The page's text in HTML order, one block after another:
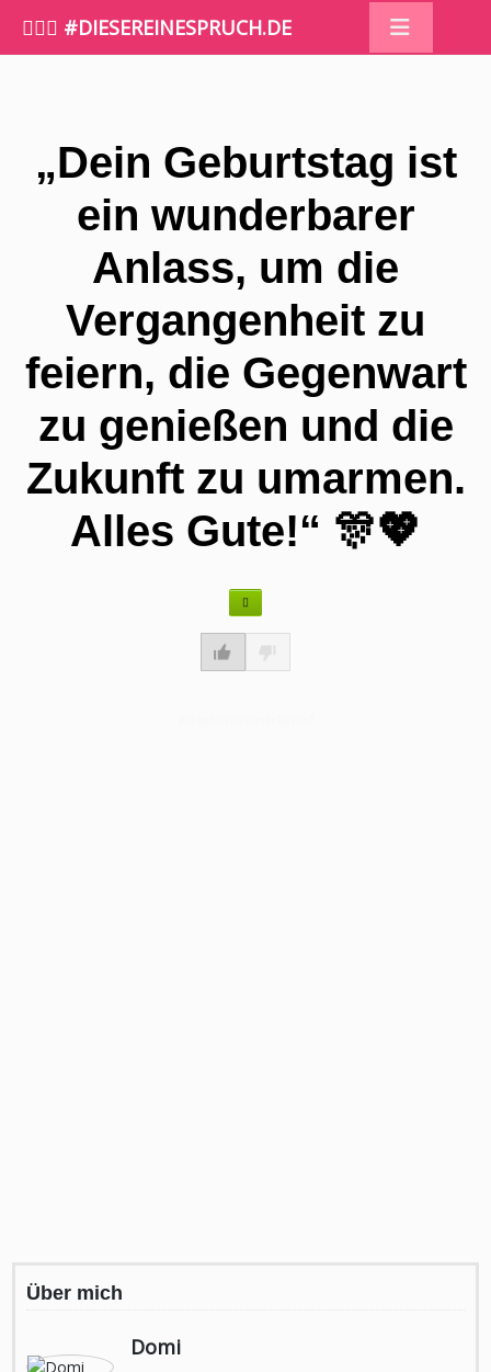
🤷🏼‍♀️ #DIESEREINESPRUCH.DE
„Dein Geburtstag ist
ein wunderbarer
Anlass, um die
Vergangenheit zu
feiern, die Gegenwart
zu genießen und die
Zukunft zu umarmen.
Alles Gute!“ 🎊💖
Über mich
Domi